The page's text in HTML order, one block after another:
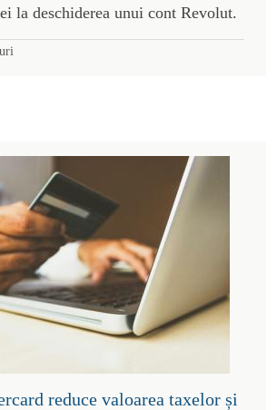
la deschiderea unui cont Revolut.
reduce valoarea taxelor și